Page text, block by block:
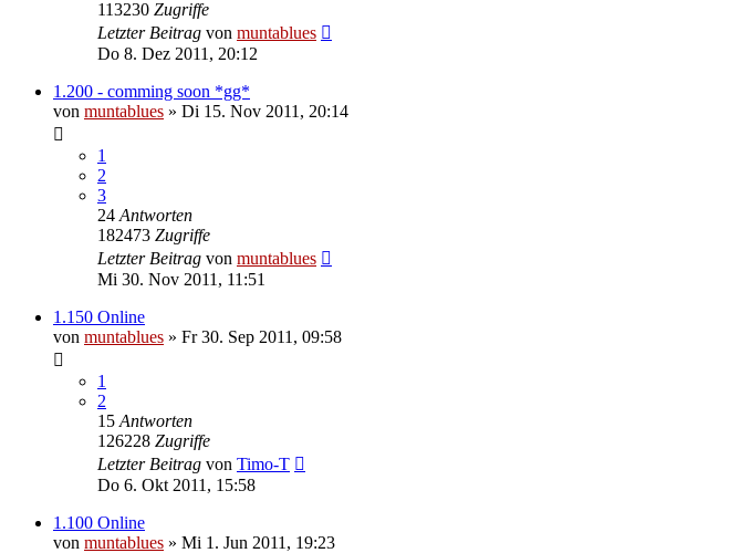
113230 Zugriffe
Letzter Beitrag von muntablues
Do 8. Dez 2011, 20:12
1.200 - comming soon *gg*
von muntablues » Di 15. Nov 2011, 20:14
1
2
3
24 Antworten
182473 Zugriffe
Letzter Beitrag von muntablues
Mi 30. Nov 2011, 11:51
1.150 Online
von muntablues » Fr 30. Sep 2011, 09:58
1
2
15 Antworten
126228 Zugriffe
Letzter Beitrag von Timo-T
Do 6. Okt 2011, 15:58
1.100 Online
von muntablues » Mi 1. Jun 2011, 19:23